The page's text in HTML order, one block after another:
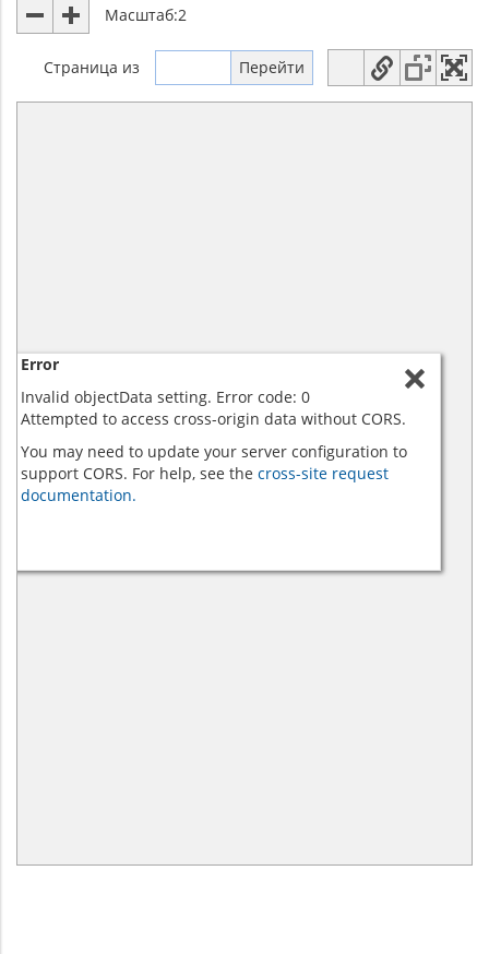
Масштаб:2
Страница из
Error
Invalid objectData setting. Error code: 0
Attempted to access cross-origin data without CORS.
You may need to update your server configuration to
support CORS. For help, see the cross-site request
documentation.